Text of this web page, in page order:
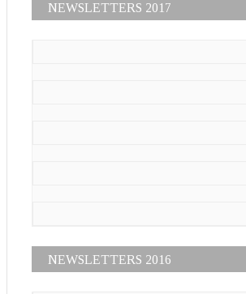
NEWSLETTERS 2017
NEWSLETTERS 2016